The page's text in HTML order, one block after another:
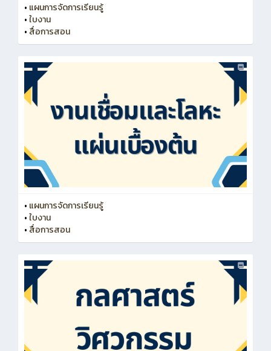
• แผนการจัดการเรียนรู้
•ใบงาน
• สื่อการสอน
• แผนการจัดการเรียนรู้
•ใบงาน
• สื่อการสอน